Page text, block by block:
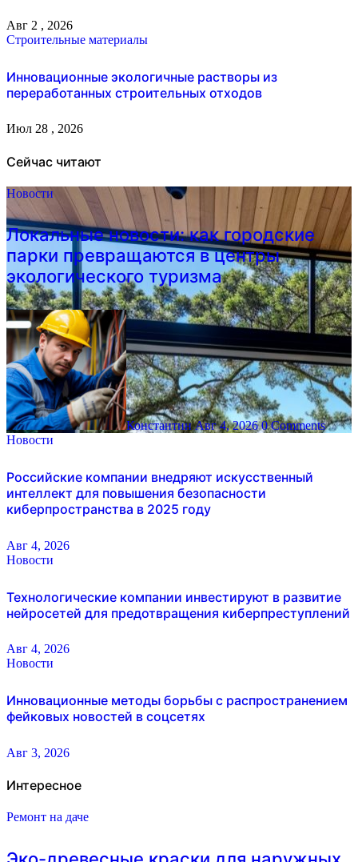
Авг 2 , 2026
Строительные материалы
Инновационные экологичные растворы из
переработанных строительных отходов
Июл 28 , 2026
Сейчас читают
Новости
Локальные новости: как городские
парки превращаются в центры
экологического туризма
КонстантинАвг 4, 2026 0 Comments
Новости
Российские компании внедряют искусственный
интеллект для повышения безопасности
киберпространства в 2025 году
Авг 4, 2026
Новости
Технологические компании инвестируют в развитие
нейросетей для предотвращения киберпреступлений
Авг 4, 2026
Новости
Инновационные методы борьбы с распространением
фейковых новостей в соцсетях
Авг 3, 2026
Интересное
Ремонт на даче